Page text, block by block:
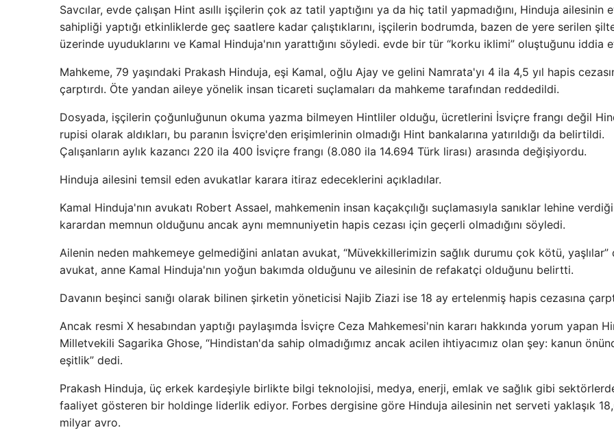
Savcılar, evde çalışan Hint asıllı işçilerin çok az tatil yaptığını ya da hiç tatil yapmadığını, Hinduja ailesinin
sahipliği yaptığı etkinliklerde geç saatlere kadar çalıştıklarını, işçilerin bodrumda, bazen de yere serilen
üzerinde uyuduklarını ve Kamal Hinduja'nın yarattığını söyledi. evde bir tür “korku iklimi” oluştuğunu iddia
Mahkeme, 79 yaşındaki Prakash Hinduja, eşi Kamal, oğlu Ajay ve gelini Namrata'yı 4 ila 4,5 yıl hapis
çarptırdı. Öte yandan aileye yönelik insan ticareti suçlamaları da mahkeme tarafından reddedildi.
Dosyada, işçilerin çoğunluğunun okuma yazma bilmeyen Hintliler olduğu, ücretlerini İsviçre frangı değil
rupisi olarak aldıkları, bu paranın İsviçre'den erişimlerinin olmadığı Hint bankalarına yatırıldığı da belirtildi.
Çalışanların aylık kazancı 220 ila 400 İsviçre frangı (8.080 ila 14.694 Türk lirası) arasında değişiyordu.
Hinduja ailesini temsil eden avukatlar karara itiraz edeceklerini açıkladılar.
Kamal Hinduja'nın avukatı Robert Assael, mahkemenin insan kaçakçılığı suçlamasıyla sanıklar lehine verdiği
karardan memnun olduğunu ancak aynı memnuniyetin hapis cezası için geçerli olmadığını söyledi.
Ailenin neden mahkemeye gelmediğini anlatan avukat, “Müvekkillerimizin sağlık durumu çok kötü, yaşlılar”
avukat, anne Kamal Hinduja'nın yoğun bakımda olduğunu ve ailesinin de refakatçi olduğunu belirtti.
Davanın beşinci sanığı olarak bilinen şirketin yöneticisi Najib Ziazi ise 18 ay ertelenmiş hapis cezasına
Ancak resmi X hesabından yaptığı paylaşımda İsviçre Ceza Mahkemesi'nin kararı hakkında yorum yapan
Milletvekili Sagarika Ghose, “Hindistan'da sahip olmadığımız ancak acilen ihtiyacımız olan şey: kanun
eşitlik” dedi.
Prakash Hinduja, üç erkek kardeşiyle birlikte bilgi teknolojisi, medya, enerji, emlak ve sağlık gibi
faaliyet gösteren bir holdinge liderlik ediyor. Forbes dergisine göre Hinduja ailesinin net serveti yaklaşık
milyar avro.